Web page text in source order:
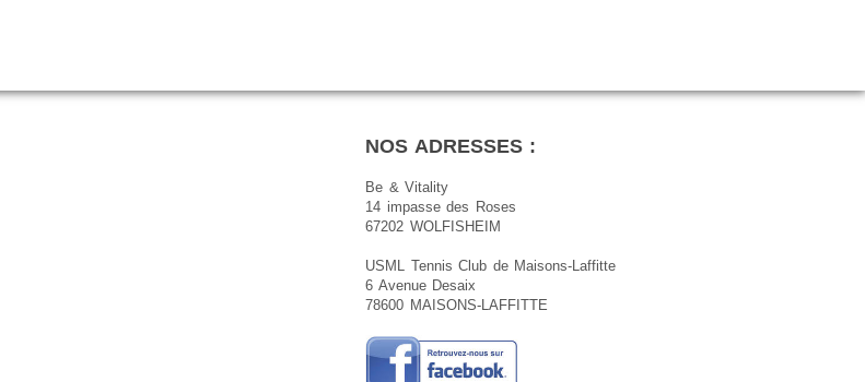
NOS ADRESSES :
Be & Vitality
14 impasse des Roses
67202 WOLFISHEIM
USML Tennis Club de Maisons-Laffitte
6 Avenue Desaix
78600 MAISONS-LAFFITTE